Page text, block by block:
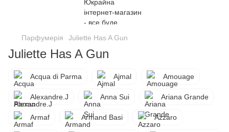
Парфумерія Juliette Has A Gun
Juliette Has A Gun
Acqua di Parma Ajmal Amouage
Alexandre.J Anna Sui Ariana Grande
Armaf Armand Basi Azzaro